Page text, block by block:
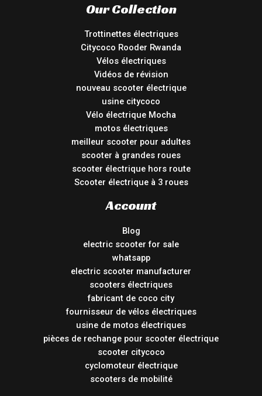
Our Collection
Trottinettes électriques
Citycoco Rooder Rwanda
Vélos électriques
Vidéos de révision
nouveau scooter électrique
usine citycoco
Vélo électrique Mocha
motos électriques
meilleur scooter pour adultes
scooter à grandes roues
scooter électrique hors route
Scooter électrique à 3 roues
Account
Blog
electric scooter for sale
whatsapp
electric scooter manufacturer
scooters électriques
fabricant de coco city
fournisseur de vélos électriques
usine de motos électriques
pièces de rechange pour scooter électrique
scooter citycoco
cyclomoteur électrique
scooters de mobilité